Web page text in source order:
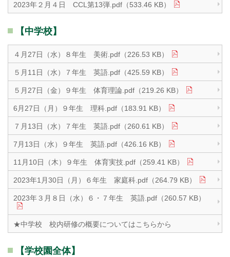
2023年２月４日 CCL第13弾.pdf（533.46 KB）
【中学校】
４月27日（水）８年生 美術.pdf（226.53 KB）
５月11日（水）７年生 英語.pdf（425.59 KB）
５月27日（金）９年生 体育理論.pdf（219.26 KB）
6月27日（月）９年生 理科.pdf（183.91 KB）
７月13日（水）７年生 英語.pdf（260.61 KB）
7月13日（水）９年生 英語.pdf（426.16 KB）
11月10日（木）９年生 体育実技.pdf（259.41 KB）
2023年1月30日（月）６年生 家庭科.pdf（264.79 KB）
2023年３月８日（水）６・７年生 英語.pdf（260.57 KB）
★中学校 校内研修の概要についてはこちらから
【学校園全体】